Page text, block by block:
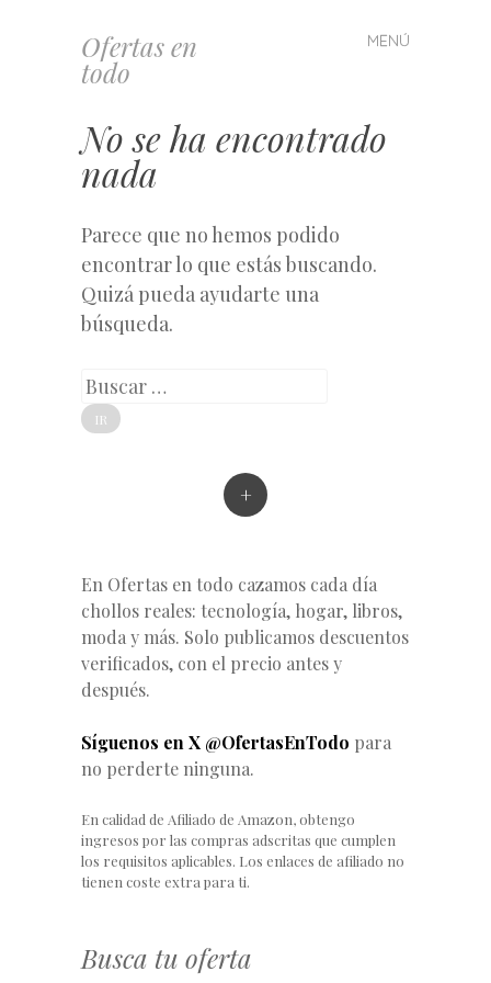
Ofertas en
todo
MENÚ
Saltar
al
No se ha encontrado
nada
Parece que no hemos podido
encontrar lo que estás buscando.
Quizá pueda ayudarte una
búsqueda.
Buscar
+
En Ofertas en todo cazamos cada día
chollos reales: tecnología, hogar, libros,
moda y más. Solo publicamos descuentos
verificados, con el precio antes y
después.
Síguenos en X @OfertasEnTodo para
no perderte ninguna.
En calidad de Afiliado de Amazon, obtengo
ingresos por las compras adscritas que cumplen
los requisitos aplicables. Los enlaces de afiliado no
tienen coste extra para ti.
Busca tu oferta